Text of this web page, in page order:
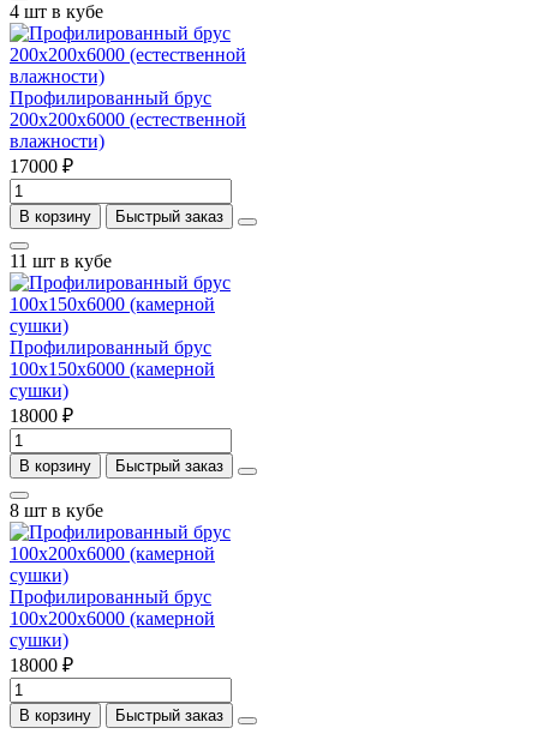
4 шт в кубе
Профилированный брус
200х200х6000 (естественной
влажности)
17000 ₽
В корзину Быстрый заказ
11 шт в кубе
Профилированный брус
100х150х6000 (камерной
сушки)
18000 ₽
В корзину Быстрый заказ
8 шт в кубе
Профилированный брус
100х200х6000 (камерной
сушки)
18000 ₽
В корзину Быстрый заказ